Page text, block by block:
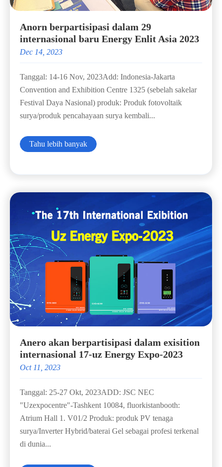
Anorn berpartisipasi dalam 29
internasional baru Energy Enlit Asia 2023
Dec 14, 2023
Tanggal: 14-16 Nov, 2023Add: Indonesia-Jakarta
Convention and Exhibition Centre 1325 (sebelah sakelar
Festival Daya Nasional) produk: Produk fotovoltaik
surya/produk pencahayaan surya kembali...
Tahu lebih banyak
Anero akan berpartisipasi dalam exisition
internasional 17-uz Energy Expo-2023
Oct 11, 2023
Tanggal: 25-27 Okt, 2023ADD: JSC NEC
"Uzexpocentre"-Tashkent 10084, fluorkistanbooth:
Atrium Hall 1. V01/2 Produk: produk PV tenaga
surya/Inverter Hybrid/baterai Gel sebagai profesi terkenal
di dunia...